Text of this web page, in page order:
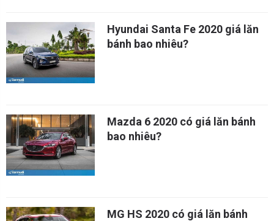
Hyundai Santa Fe 2020 giá lăn
bánh bao nhiêu?
Mazda 6 2020 có giá lăn bánh
bao nhiêu?
MG HS 2020 có giá lăn bánh